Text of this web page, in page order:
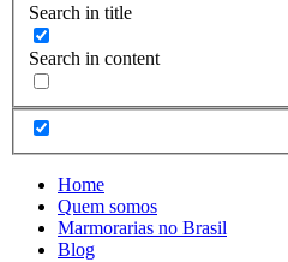
Search in title
Search in content
Home
Quem somos
Marmorarias no Brasil
Blog